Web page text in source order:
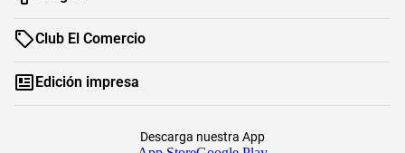
Club El Comercio
Edición impresa
Descarga nuestra App